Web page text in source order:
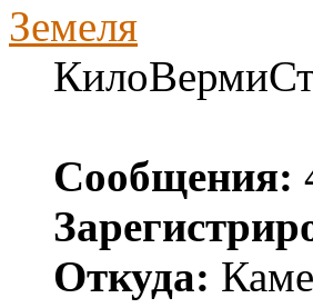
Земеля
Сообщения:
Откуда: